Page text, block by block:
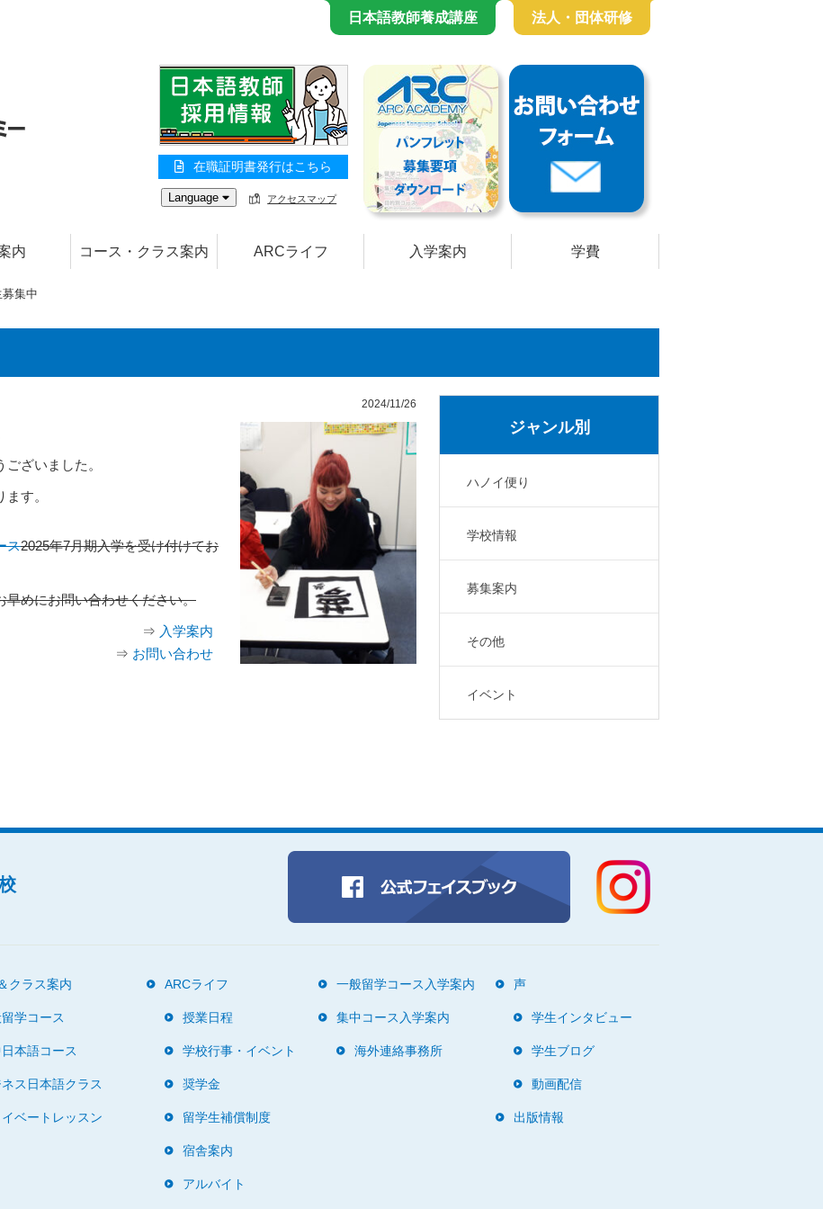
日本語教師養成講座 法人・団体研修
在職証明書発行はこちら
Language アクセスマップ
内 コース・クラス案内 ARCライフ 入学案内 学費
集中
2024/11/26
ざいました。
す。
ス2025年7月期入学を受け付けてお
早めにお問い合わせください。
⇒ 入学案内
⇒ お問い合わせ
ジャンル別
ハノイ便り
学校情報
募集案内
その他
イベント
クラス案内
学コース
本語コース
ネス日本語クラス
ベートレッスン
ARCライフ
授業日程
学校行事・イベント
奨学金
留学生補償制度
宿舎案内
アルバイト
一般留学コース入学案内
集中コース入学案内
海外連絡事務所
声
学生インタビュー
学生ブログ
動画配信
出版情報